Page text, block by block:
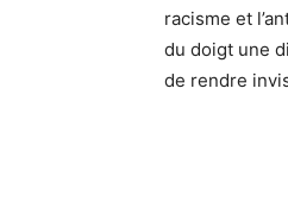
racisme et
du doigt une
de rendre